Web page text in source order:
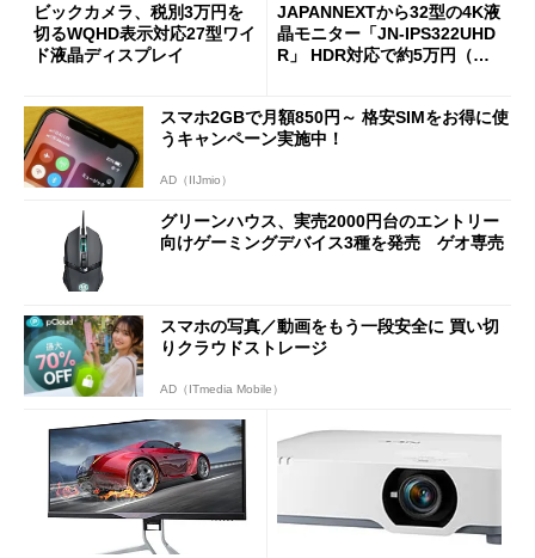
ビックカメラ、税別3万円を
切るWQHD表示対応27型ワイ
ド液晶ディスプレイ
JAPANNEXTから32型の4K液
晶モニター「JN-IPS322UHD
R」 HDR対応で約5万円（税
スマホ2GBで月額850円～ 格安SIMをお得に使
うキャンペーン実施中！
AD（IIJmio）
グリーンハウス、実売2000円台のエントリー
向けゲーミングデバイス3種を発売 ゲオ専売
スマホの写真／動画をもう一段安全に 買い切
りクラウドストレージ
AD（ITmedia Mobile）